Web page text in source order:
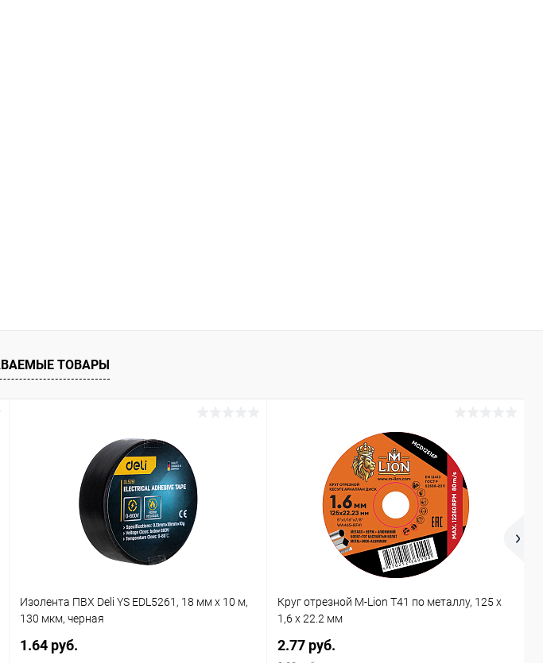
ТОВАРЫ
Изолента ПВХ Deli YS EDL5261, 18 мм x 10 м,
130 мкм, черная
1.64 руб.
Круг отрезной M-Lion T41 по металлу, 125 x
1,6 x 22.2 мм
2.77 руб.